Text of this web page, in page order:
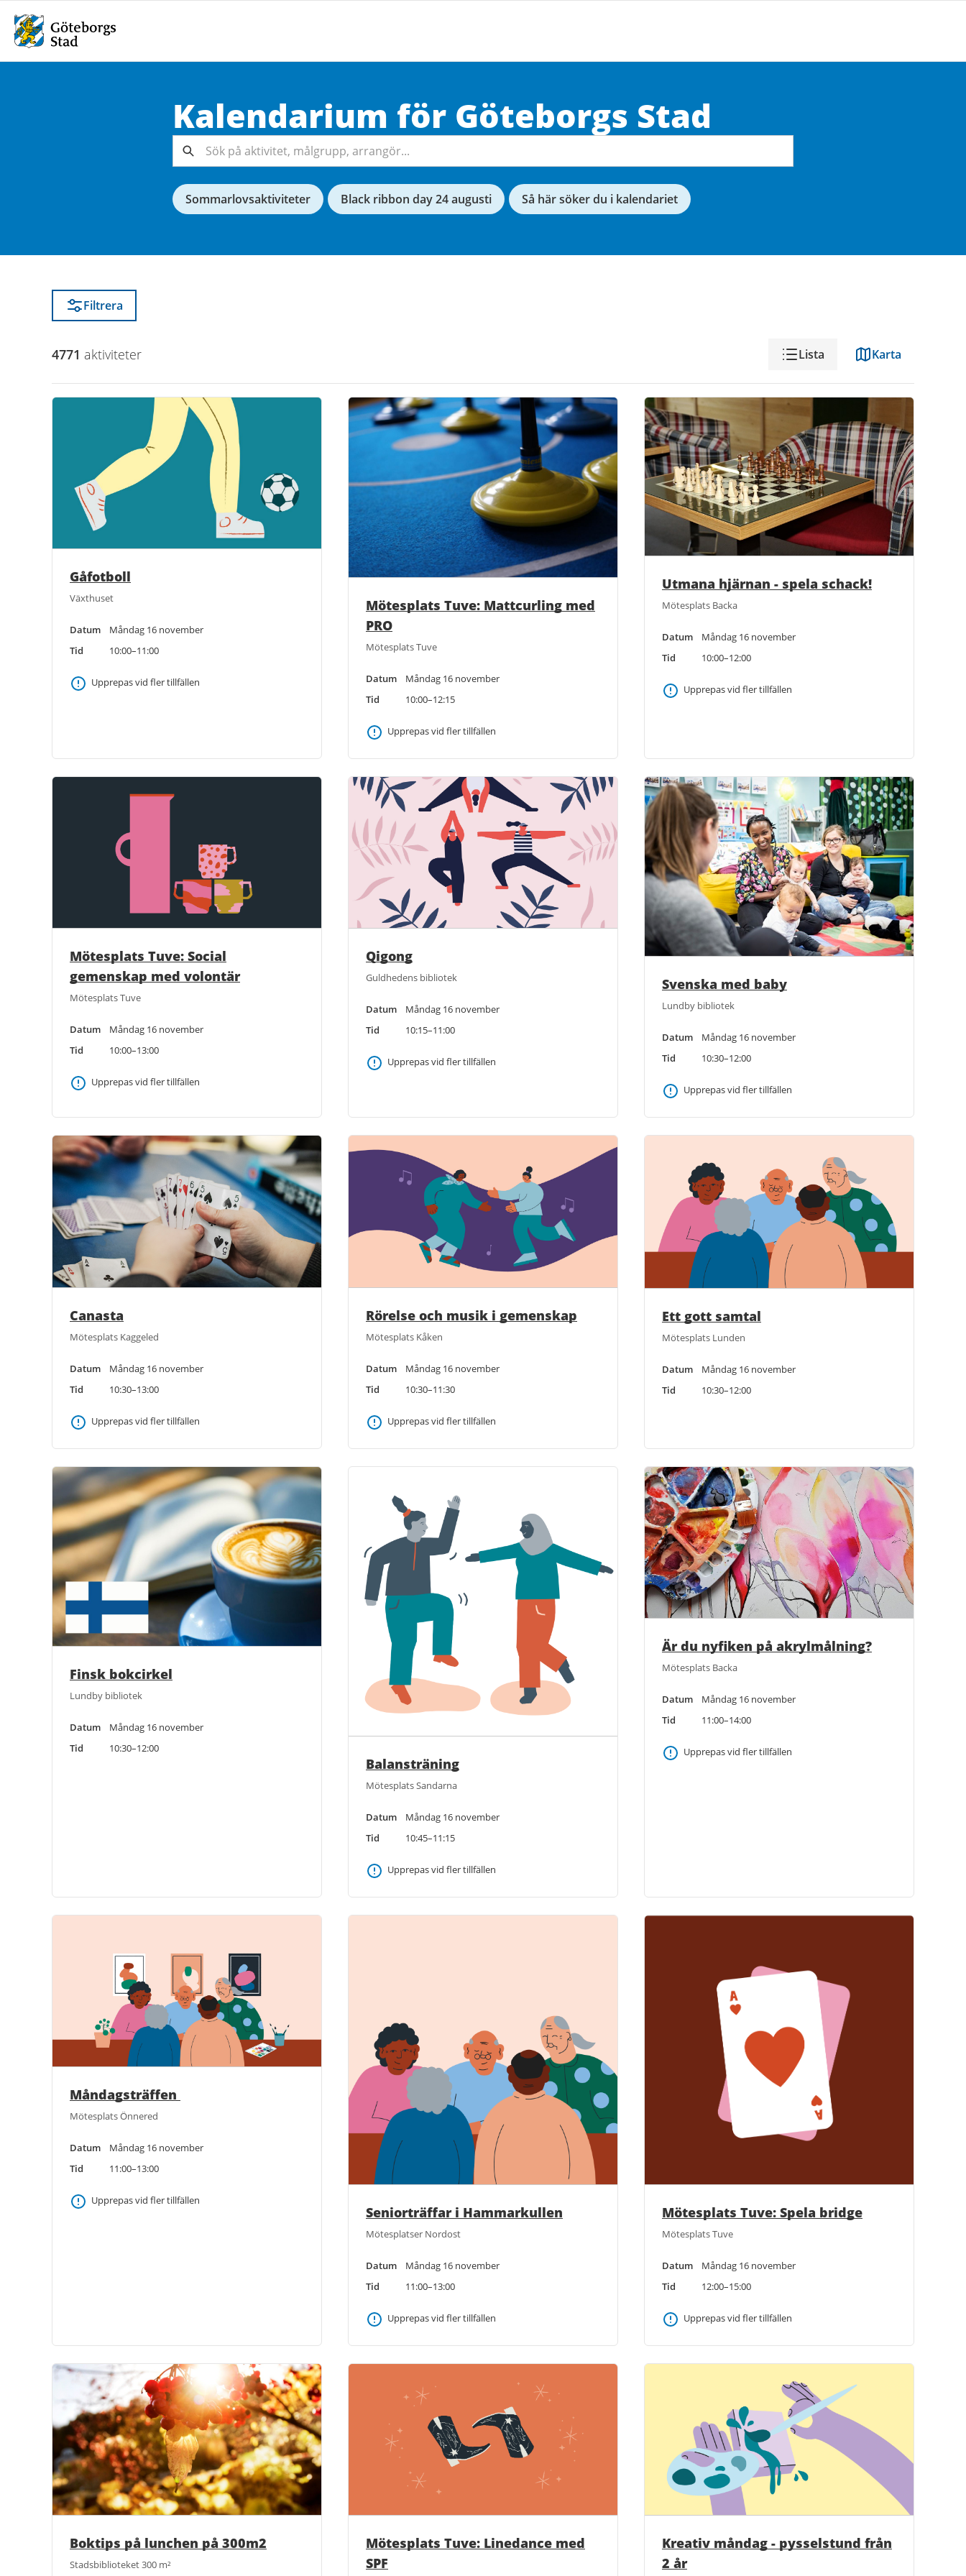
Kalendarium för Göteborgs Stad
Sök på
aktivitet,
målgrupp,
arrangör...
Sök
Sommarlovsaktiviteter Black ribbon day 24 augusti Så här söker du i kalendariet
Filtrera
VisningLista Karta
4771 aktiviteter
Gåfotboll
Växthuset
Datum
Måndag 16 november
Tid
10:00–11:00
Upprepas vid fler tillfällen
Mötesplats Tuve: Mattcurling med
PRO
Mötesplats Tuve
Datum
Måndag 16 november
Tid
10:00–12:15
Upprepas vid fler tillfällen
Utmana hjärnan - spela schack!
Mötesplats Backa
Datum
Måndag 16 november
Tid
10:00–12:00
Upprepas vid fler tillfällen
Mötesplats Tuve: Social
gemenskap med volontär
Mötesplats Tuve
Datum
Måndag 16 november
Tid
10:00–13:00
Upprepas vid fler tillfällen
Qigong
Guldhedens bibliotek
Datum
Måndag 16 november
Tid
10:15–11:00
Upprepas vid fler tillfällen
Svenska med baby
Lundby bibliotek
Datum
Måndag 16 november
Tid
10:30–12:00
Upprepas vid fler tillfällen
Canasta
Mötesplats Kaggeled
Datum
Måndag 16 november
Tid
10:30–13:00
Upprepas vid fler tillfällen
Rörelse och musik i gemenskap
Mötesplats Kåken
Datum
Måndag 16 november
Tid
10:30–11:30
Upprepas vid fler tillfällen
Ett gott samtal
Mötesplats Lunden
Datum
Måndag 16 november
Tid
10:30–12:00
Finsk bokcirkel
Lundby bibliotek
Datum
Måndag 16 november
Tid
10:30–12:00
Balansträning
Mötesplats Sandarna
Datum
Måndag 16 november
Tid
10:45–11:15
Upprepas vid fler tillfällen
Är du nyfiken på akrylmålning?
Mötesplats Backa
Datum
Måndag 16 november
Tid
11:00–14:00
Upprepas vid fler tillfällen
Måndagsträffen
Mötesplats Önnered
Datum
Måndag 16 november
Tid
11:00–13:00
Upprepas vid fler tillfällen
Seniorträffar i Hammarkullen
Mötesplatser Nordost
Datum
Måndag 16 november
Tid
11:00–13:00
Upprepas vid fler tillfällen
Mötesplats Tuve: Spela bridge
Mötesplats Tuve
Datum
Måndag 16 november
Tid
12:00–15:00
Upprepas vid fler tillfällen
Boktips på lunchen på 300m2
Stadsbiblioteket 300 m²
Mötesplats Tuve: Linedance med
SPF
Kreativ måndag - pysselstund från
2 år